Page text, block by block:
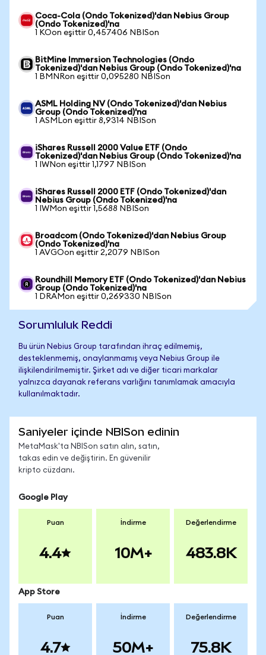
Coca-Cola (Ondo Tokenized)'dan Nebius Group
(Ondo Tokenized)'na
1 KOon eşittir 0,457406 NBISon
BitMine Immersion Technologies (Ondo
Tokenized)'dan Nebius Group (Ondo Tokenized)'na
1 BMNRon eşittir 0,095280 NBISon
ASML Holding NV (Ondo Tokenized)'dan Nebius
Group (Ondo Tokenized)'na
1 ASMLon eşittir 8,9314 NBISon
iShares Russell 2000 Value ETF (Ondo
Tokenized)'dan Nebius Group (Ondo Tokenized)'na
1 IWNon eşittir 1,1797 NBISon
iShares Russell 2000 ETF (Ondo Tokenized)'dan
Nebius Group (Ondo Tokenized)'na
1 IWMon eşittir 1,5688 NBISon
Broadcom (Ondo Tokenized)'dan Nebius Group
(Ondo Tokenized)'na
1 AVGOon eşittir 2,2079 NBISon
Roundhill Memory ETF (Ondo Tokenized)'dan Nebius
Group (Ondo Tokenized)'na
1 DRAMon eşittir 0,269330 NBISon
Sorumluluk Reddi
Bu ürün Nebius Group tarafından ihraç edilmemiş,
desteklenmemiş, onaylanmamış veya Nebius Group ile
ilişkilendirilmemiştir. Şirket adı ve diğer ticari markalar
yalnızca dayanak referans varlığını tanımlamak amacıyla
kullanılmaktadır.
Saniyeler içinde NBISon edinin
MetaMask'ta NBISon satın alın, satın,
takas edin ve değiştirin. En güvenilir
kripto cüzdanı.
Google Play
Puan
4.4
İndirme
10M+
Değerlendirme
483.8K
App Store
Puan
4.7
İndirme
50M+
Değerlendirme
75.8K